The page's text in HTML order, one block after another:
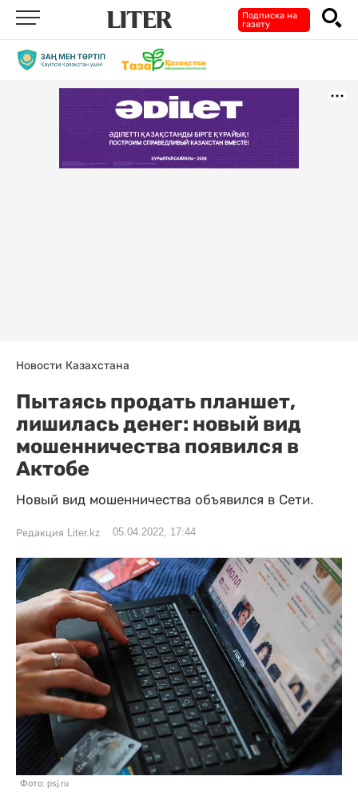
Подписка на
газету
Новости Казахстана
Пытаясь продать планшет,
лишилась денег: новый вид
мошенничества появился в
Актобе
Новый вид мошенничества объявился в Сети.
Редакция Liter.kz 05.04.2022, 17:44
Фото: psj.ru